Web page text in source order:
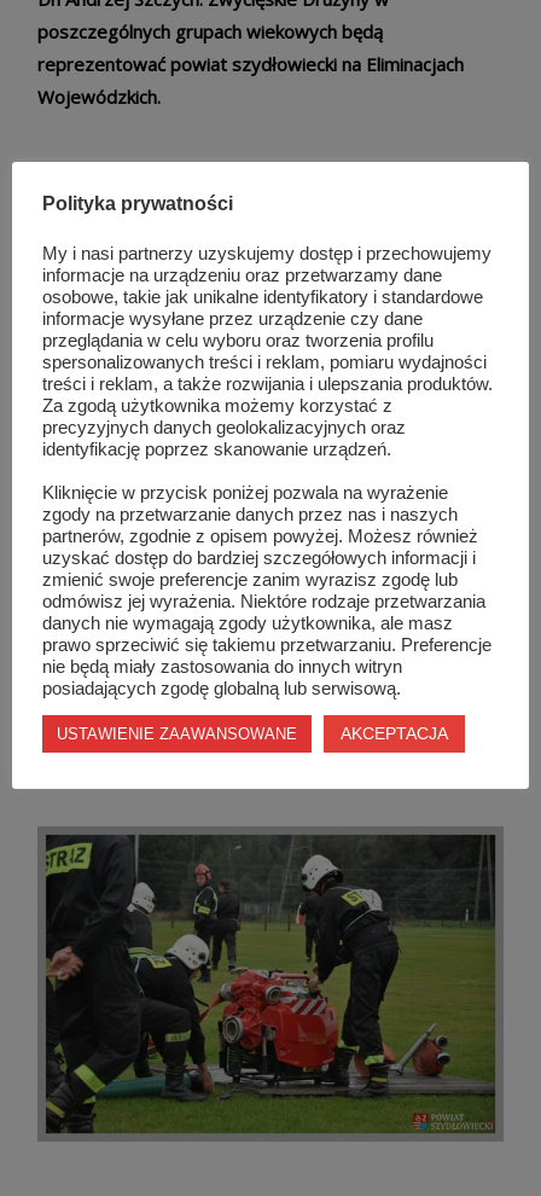
poszczególnych grupach wiekowych będą
reprezentować powiat szydłowiecki na Eliminacjach
Wojewódzkich.
st. kpt. Bartłomiej Wilczyński
Rzecznik Prasowy
Komendanta Powiatowego PSP
w Szydłowcu
Polityka prywatności
My i nasi partnerzy uzyskujemy dostęp i przechowujemy
informacje na urządzeniu oraz przetwarzamy dane
osobowe, takie jak unikalne identyfikatory i standardowe
informacje wysyłane przez urządzenie czy dane
przeglądania w celu wyboru oraz tworzenia profilu
spersonalizowanych treści i reklam, pomiaru wydajności
treści i reklam, a także rozwijania i ulepszania produktów.
Za zgodą użytkownika możemy korzystać z
precyzyjnych danych geolokalizacyjnych oraz
identyfikację poprzez skanowanie urządzeń.
Kliknięcie w przycisk poniżej pozwala na wyrażenie
zgody na przetwarzanie danych przez nas i naszych
partnerów, zgodnie z opisem powyżej. Możesz również
uzyskać dostęp do bardziej szczegółowych informacji i
zmienić swoje preferencje zanim wyrazisz zgodę lub
odmówisz jej wyrażenia. Niektóre rodzaje przetwarzania
danych nie wymagają zgody użytkownika, ale masz
prawo sprzeciwić się takiemu przetwarzaniu. Preferencje
nie będą miały zastosowania do innych witryn
posiadających zgodę globalną lub serwisową.
USTAWIENIE ZAAWANSOWANE AKCEPTACJA